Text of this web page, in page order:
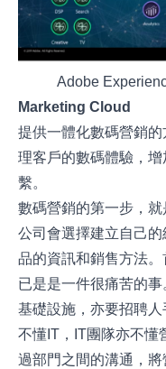
Adobe
Marketing Cloud
提供一體化數碼營銷
理客戶的數碼體驗，
繫。
數碼營銷的第一步，
公司會選擇建立自己
品的資訊和銷售方法
已是是一件很痛苦的
基礎設施，亦要招聘
不懂IT，IT團隊亦不
過部門之間的溝通，